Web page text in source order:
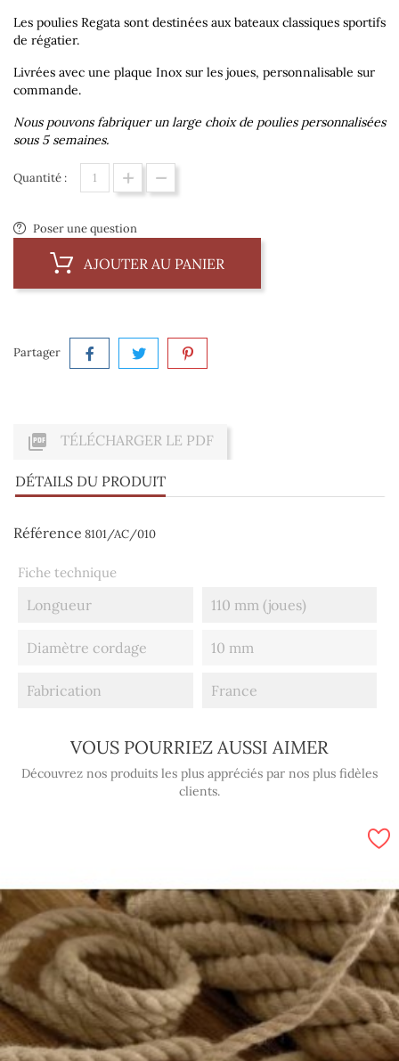
Les poulies Regata sont destinées aux bateaux classiques sportifs
de régatier.
Livrées avec une plaque Inox sur les joues, personnalisable sur
commande.
Nous pouvons fabriquer un large choix de poulies personnalisées
sous 5 semaines.
Quantité :
Poser une question
AJOUTER AU PANIER
Partager
 TÉLÉCHARGER LE PDF
DÉTAILS DU PRODUIT
Référence 8101/AC/010
Fiche technique
Longueur 110 mm (joues)
Diamètre cordage 10 mm
Fabrication France
VOUS POURRIEZ AUSSI AIMER
Découvrez nos produits les plus appréciés par nos plus fidèles
clients.